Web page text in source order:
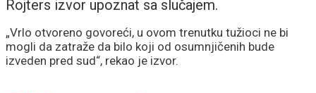
Rojters izvor upoznat sa slučajem.
„Vrlo otvoreno govoreći, u ovom trenutku tužioci ne bi
mogli da zatraže da bilo koji od osumnjičenih bude
izveden pred sud“, rekao je izvor.